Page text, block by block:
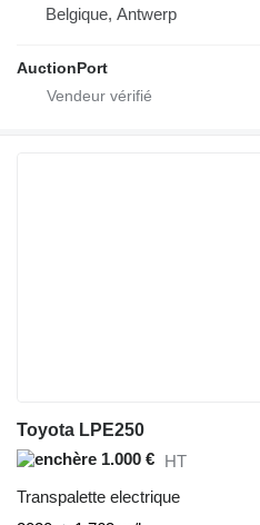
Belgique, Antwerp
AuctionPort
Toyota LPE250
1.000 € HT
Transpalette electrique